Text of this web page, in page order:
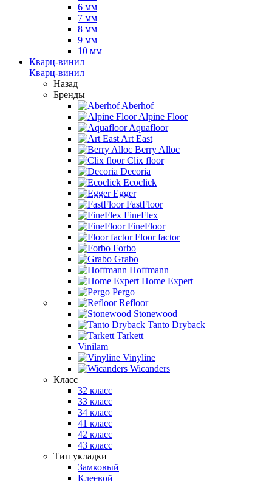
6 мм
7 мм
8 мм
9 мм
10 мм
Кварц-винил
Кварц-винил
Назад
Бренды
Aberhof
Alpine Floor
Aquafloor
Art East
Berry Alloc
Clix floor
Decoria
Ecoclick
Egger
FastFloor
FineFlex
FineFloor
Floor factor
Forbo
Grabo
Hoffmann
Home Expert
Pergo
Refloor
Stonewood
Tanto Dryback
Tarkett
Vinilam
Vinyline
Wicanders
Класс
32 класс
33 класс
34 класс
41 класс
42 класс
43 класс
Тип укладки
Замковый
Клеевой